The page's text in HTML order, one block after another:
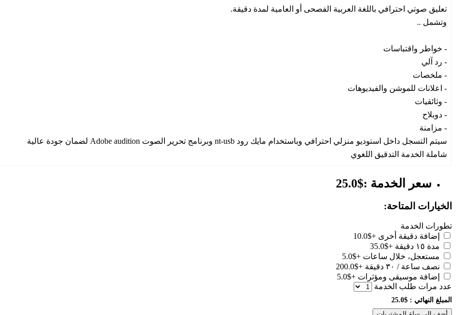
تعليق صوتي احترافي باللغة العربية الفصحى أو العامية لمدة دقيقة.
وتشمل ..
- خواطر واقتباسات
- رد آلي
- ملخصات
- اعلانات للموشن والفيديوهات
- وثائقيات
- دوبلاح
- مزامنة
سيتم التسجل داخل استوديو منزلي احترافي وباستخدام مايك رود nt-usb وبرنامج تحرير الصوت Adobe audition لضمان جودة عالية
شاملة الخدمة التدقيق اللغوي
سعر الخدمة :$25.0
الخيارات المتاحة:
تطورات الخدمة
إضافة دقيقة أخرى +$10.0
مدة ١٥ دقيقة
+$35.0
مستعجل، خلال ساعات +$5.0
نصف ساعة / ٣٠ دقيقة
+$200.0
إضافة موسيقى ومؤثرات +$5.0
عدد مرات طلب الخدمة
المبلغ النهائي : $25.0